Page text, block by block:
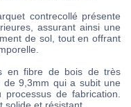
contrecollé présente
assurant ainsi une
de sol, tout en offrant
en fibre de bois de très
de 9,3mm qui a subit une
de fabrication.